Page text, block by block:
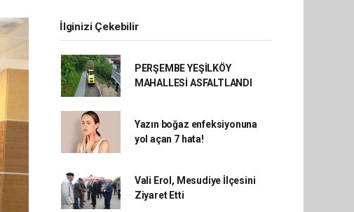
İlginizi Çekebilir
PERŞEMBE YEŞİLKÖY
MAHALLESİ ASFALTLANDI
Yazın boğaz enfeksiyonuna
yol açan 7 hata!
Vali Erol, Mesudiye İlçesini
Ziyaret Etti